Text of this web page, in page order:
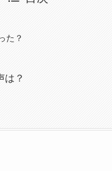
た？
は？